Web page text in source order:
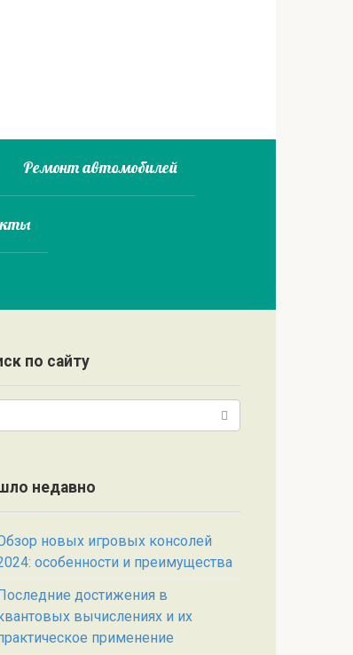
Ремонт автомобилей
по сайту
недавно
новых игровых консолей
особенности и преимущества
достижения в
вычислениях и их
применение